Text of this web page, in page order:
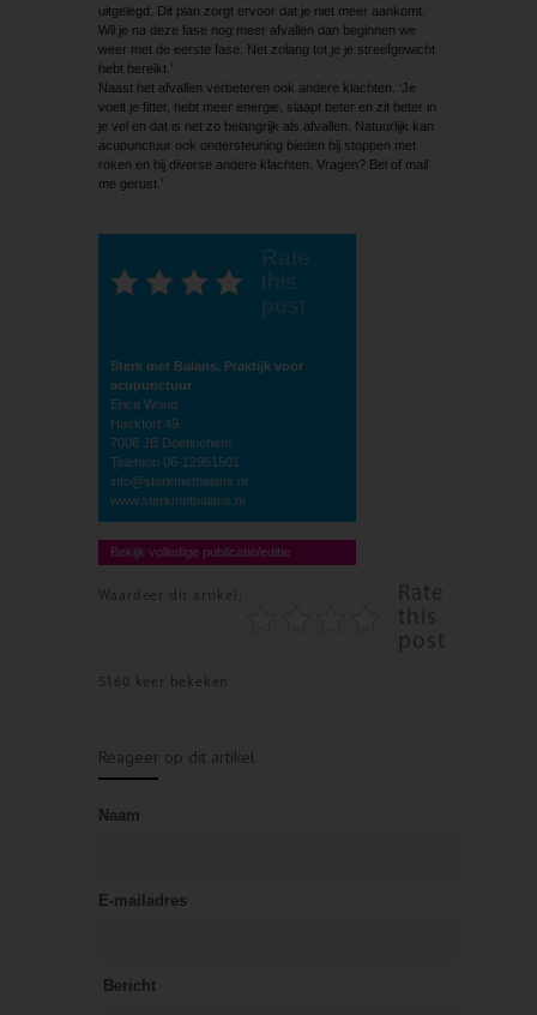
uitgelegd. Dit plan zorgt ervoor dat je niet meer aankomt.
Wil je na deze fase nog meer afvallen dan beginnen we
weer met de eerste fase. Net zolang tot je je streefgewicht
hebt bereikt.’
Naast het afvallen verbeteren ook andere klachten. ‘Je
voelt je fitter, hebt meer energie, slaapt beter en zit beter in
je vel en dat is net zo belangrijk als afvallen. Natuurlijk kan
acupunctuur ook ondersteuning bieden bij stoppen met
roken en bij diverse andere klachten. Vragen? Bel of mail
me gerust.’
Rate
this
post
Sterk met Balans, Praktijk voor
acupunctuur
Erica Woud
Hackfort 49
7006 JB Doetinchem
Telefoon 06-12951501
info@sterkmetbalans.nl
www.sterkmetbalans.nl
Bekijk volledige publicatie/editie
Waardeer dit artikel:
Rate
this
post
5160 keer bekeken
Reageer op dit artikel
Naam
E-mailadres
Bericht